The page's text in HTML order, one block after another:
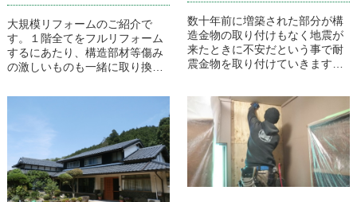
大規模リフォームのご紹介で
す。１階全てをフルリフォーム
するにあたり、構造部材等傷み
の激しいものも一緒に取り換え
しかったので全室の床を下地ご
数十年前に増築された部分が構
造金物の取り付けもなく地震が
来たときに不安だという事で耐
震金物を取り付けていきます！